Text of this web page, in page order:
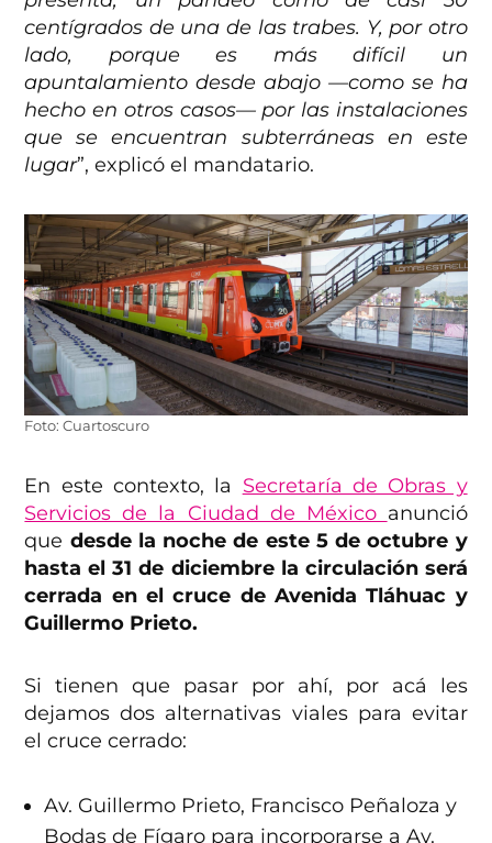
centígrados de una de las trabes. Y, por otro
lado, porque es más difícil un
apuntalamiento desde abajo —como se ha
hecho en otros casos— por las instalaciones
que se encuentran subterráneas en este
lugar”, explicó el mandatario.
Foto: Cuartoscuro
En este contexto, la Secretaría de Obras y
Servicios de la Ciudad de México anunció
que desde la noche de este 5 de octubre y
hasta el 31 de diciembre la circulación será
cerrada en el cruce de Avenida Tláhuac y
Guillermo Prieto.
Si tienen que pasar por ahí, por acá les
dejamos dos alternativas viales para evitar
el cruce cerrado:
Av. Guillermo Prieto, Francisco Peñaloza y
Bodas de Fígaro para incorporarse a Av.